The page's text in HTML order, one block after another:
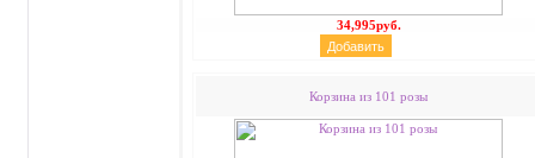
34,995руб.
Корзина из 101 розы